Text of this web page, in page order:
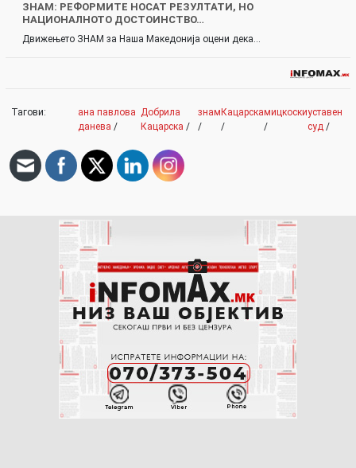
ЗНАМ: РЕФОРМИТЕ НОСАТ РЕЗУЛТАТИ, НО
НАЦИОНАЛНОТО ДОСТОИНСТВО…
Движењето ЗНАМ за Наша Македонија оцени дека…
Тагови:
ана павлова
данева /
Добрила
Кацарска /
знам
/
Кацарска
/
мицкоски
/
уставен
суд /